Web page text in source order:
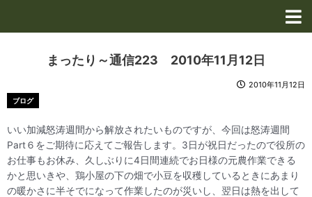
まったり～通信223 2010年11月12日
2010年11月12日
ブログ
いい加減怒涛週間から解放されたいものですが、今回は怒涛週間
Part６をご期待に応えてご報告します。3日が祝日だったので役所の
お仕事もお休み、久しぶりに4日間連続でお日様の元農作業できる
かと思いきや、鶏小屋の下の畑で小豆を収穫しているときにあまり
の暖かさに半そでになって作業したのが災いし、翌日は熱を出して